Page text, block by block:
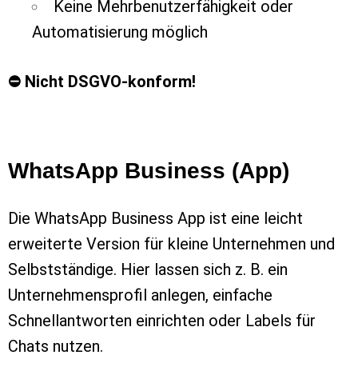
Keine Mehrbenutzerfähigkeit oder
Automatisierung möglich
⛔ Nicht DSGVO-konform!
WhatsApp Business (App)
Die WhatsApp Business App ist eine leicht
erweiterte Version für kleine Unternehmen und
Selbstständige. Hier lassen sich z. B. ein
Unternehmensprofil anlegen, einfache
Schnellantworten einrichten oder Labels für
Chats nutzen.